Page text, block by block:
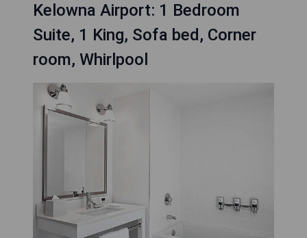
Kelowna Airport: 1 Bedroom
Suite, 1 King, Sofa bed, Corner
room, Whirlpool